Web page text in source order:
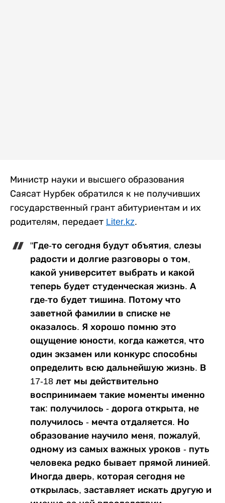
Министр науки и высшего образования
Саясат Нурбек обратился к не получивших
государственный грант абитуриентам и их
родителям, передает Liter.kz.
"Где-то сегодня будут объятия, слезы
радости и долгие разговоры о том,
какой университет выбрать и какой
теперь будет студенческая жизнь. А
где-то будет тишина. Потому что
заветной фамилии в списке не
оказалось. Я хорошо помню это
ощущение юности, когда кажется, что
один экзамен или конкурс способны
определить всю дальнейшую жизнь. В
17-18 лет мы действительно
воспринимаем такие моменты именно
так: получилось - дорога открыта, не
получилось - мечта отдаляется. Но
образование научило меня, пожалуй,
одному из самых важных уроков - путь
человека редко бывает прямой линией.
Иногда дверь, которая сегодня не
открылась, заставляет искать другую и